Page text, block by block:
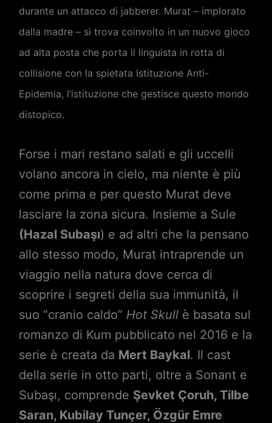
durante un attacco di jabberer. Murat – implorato
dalla madre – si trova coinvolto in un nuovo gioco
ad alta posta che porta il linguista in rotta di
collisione con la spietata Istituzione Anti-
Epidemia, l’istituzione che gestisce questo mondo
distopico.
Forse i mari restano salati e gli uccelli
volano ancora in cielo, ma niente è più
come prima e per questo Murat deve
lasciare la zona sicura. Insieme a Sule
(Hazal Subaşı) e ad altri che la pensano
allo stesso modo, Murat intraprende un
viaggio nella natura dove cerca di
scoprire i segreti della sua immunità, il
suo “cranio caldo” Hot Skullè basata sul
romanzo di Kum pubblicato nel 2016 e la
serie è creata da Mert Baykal. Il cast
della serie in otto parti, oltre a Sonant e
Subaşı, comprende Şevket Çoruh, Tilbe
Saran, Kubilay Tunçer, Özgür Emre